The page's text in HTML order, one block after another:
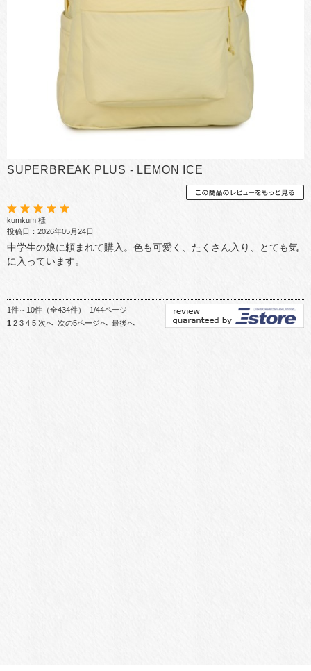
SUPERBREAK PLUS - LEMON ICE
kumkum 様
投稿日：2026年05月24日
中学生の娘に頼まれて購入。色も可愛く、たくさん入り、とても気
に入っています。
1件～10件（全434件） 1/44ページ
1 2 3 4 5 次へ 次の5ページへ 最後へ